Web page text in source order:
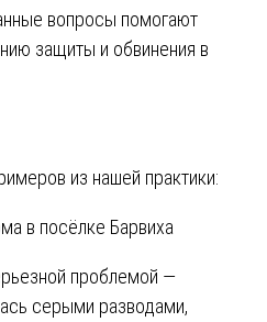
вопросы помогают
защиты и обвинения в
из нашей практики:
в посёлке Барвиха
проблемой —
серыми разводами,